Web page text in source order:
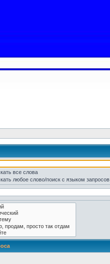
все слова
любое слово/поиск с языком запросов